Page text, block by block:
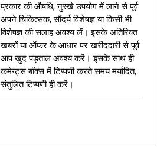
प्रकार की औषधि, नुस्खे उपयोग में लाने से पूर्व
अपने चिकित्सक, सौंदर्य विशेषज्ञ या किसी भी
विशेषज्ञ की सलाह अवश्य लें। इसके अतिरिक्त
खबरों या ऑफर के आधार पर खरीददारी से पूर्व
आप खुद पड़ताल अवश्य करें। इसके साथ ही
कमेन्ट्स बॉक्स में टिप्पणी करते समय मर्यादित,
संतुलित टिप्पणी ही करें।